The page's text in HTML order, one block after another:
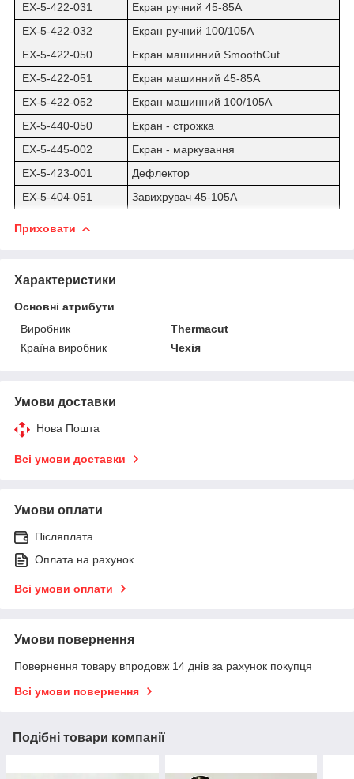
EX-5-422-031
Екран ручний 45-85A
EX-5-422-032
Екран ручний 100/105A
EX-5-422-050
Екран машинний SmoothCut
EX-5-422-051
Екран машинний 45-85A
EX-5-422-052
Екран машинний 100/105A
EX-5-440-050
Екран - строжка
EX-5-445-002
Екран - маркування
EX-5-423-001
Дефлектор
EX-5-404-051
Завихрувач 45-105A
Приховати
Характеристики
Основні атрибути
Виробник
Thermacut
Країна виробник
Чехія
Умови доставки
Нова Пошта
Всі умови доставки
Умови оплати
Післяплата
Оплата на рахунок
Всі умови оплати
Умови повернення
Повернення товару впродовж 14 днів за рахунок покупця
Всі умови повернення
Подібні товари компанії